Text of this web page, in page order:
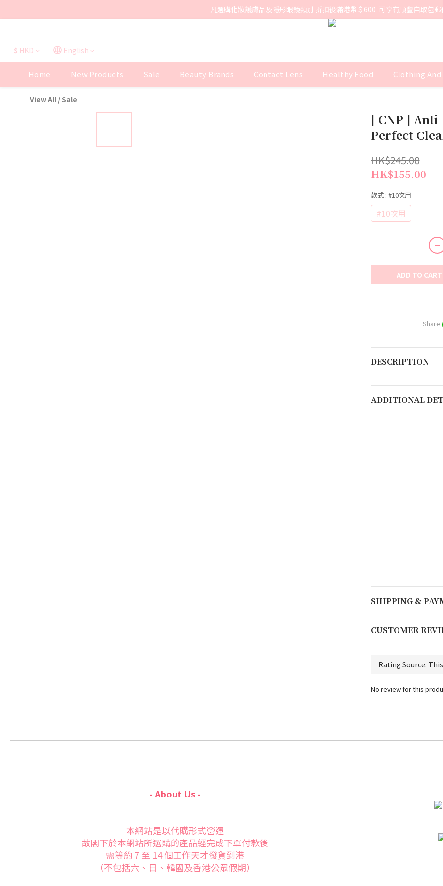
凡選購化妝護膚品及隱形眼鏡類別 折扣後滿港幣＄600  可享有順豐自取包郵
$ HKD English
Home New Products Sale Beauty Brands Contact Lens Healthy Food Clothing And
View All / Sale
[ CNP ] Anti
Perfect
HK$245.00
HK$155.00
款式 : #10次用
#10次用
ADD TO CART
Share
DESCRIPTION
ADDITIONAL
SHIPPING &
CUSTOMER
No review for this
- About Us -
本網站是以代購形式營運
故閣下於本網站所選購的產品經完成下單付款後
需等約 7 至 14 個工作天才發貨到港
（不包括六、日、韓國及香港公眾假期）